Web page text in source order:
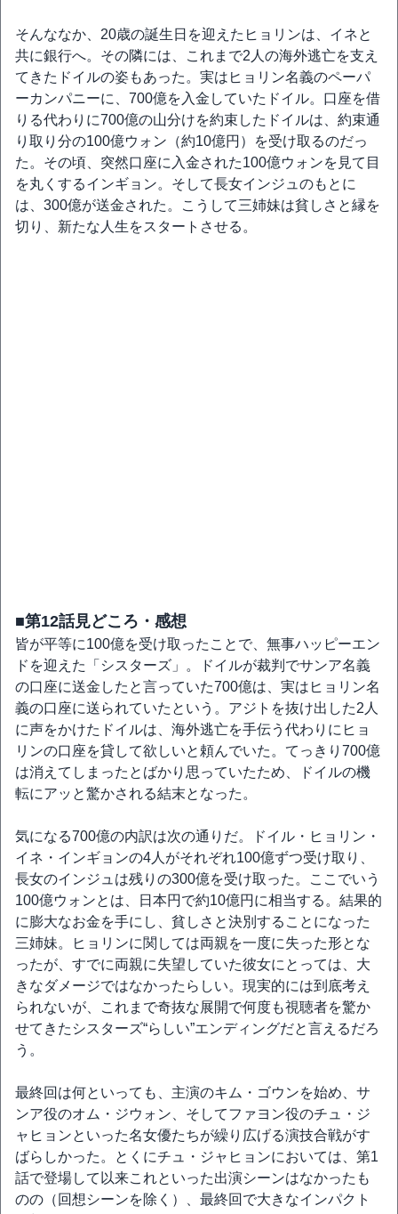
そんななか、20歳の誕生日を迎えたヒョリンは、イネと
共に銀行へ。その隣には、これまで2人の海外逃亡を支え
てきたドイルの姿もあった。実はヒョリン名義のペーパ
ーカンパニーに、700億を入金していたドイル。口座を借
りる代わりに700億の山分けを約束したドイルは、約束通
り取り分の100億ウォン（約10億円）を受け取るのだっ
た。その頃、突然口座に入金された100億ウォンを見て目
を丸くするインギョン。そして長女インジュのもとに
は、300億が送金された。こうして三姉妹は貧しさと縁を
切り、新たな人生をスタートさせる。
■第12話見どころ・感想
皆が平等に100億を受け取ったことで、無事ハッピーエン
ドを迎えた「シスターズ」。ドイルが裁判でサンア名義
の口座に送金したと言っていた700億は、実はヒョリン名
義の口座に送られていたという。アジトを抜け出した2人
に声をかけたドイルは、海外逃亡を手伝う代わりにヒョ
リンの口座を貸して欲しいと頼んでいた。てっきり700億
は消えてしまったとばかり思っていたため、ドイルの機
転にアッと驚かされる結末となった。
気になる700億の内訳は次の通りだ。ドイル・ヒョリン・
イネ・インギョンの4人がそれぞれ100億ずつ受け取り、
長女のインジュは残りの300億を受け取った。ここでいう
100億ウォンとは、日本円で約10億円に相当する。結果的
に膨大なお金を手にし、貧しさと決別することになった
三姉妹。ヒョリンに関しては両親を一度に失った形とな
ったが、すでに両親に失望していた彼女にとっては、大
きなダメージではなかったらしい。現実的には到底考え
られないが、これまで奇抜な展開で何度も視聴者を驚か
せてきたシスターズ“らしい”エンディングだと言えるだろ
う。
最終回は何といっても、主演のキム・ゴウンを始め、サ
ンア役のオム・ジウォン、そしてファヨン役のチュ・ジ
ャヒョンといった名女優たちが繰り広げる演技合戦がす
ばらしかった。とくにチュ・ジャヒョンにおいては、第1
話で登場して以来これといった出演シーンはなかったも
のの（回想シーンを除く）、最終回で大きなインパクト